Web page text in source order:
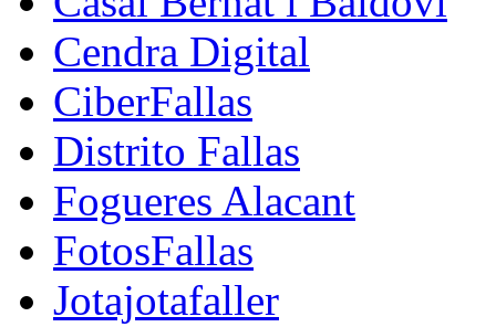
Cendra Digital
CiberFallas
Distrito Fallas
Fogueres Alacant
FotosFallas
Jotajotafaller